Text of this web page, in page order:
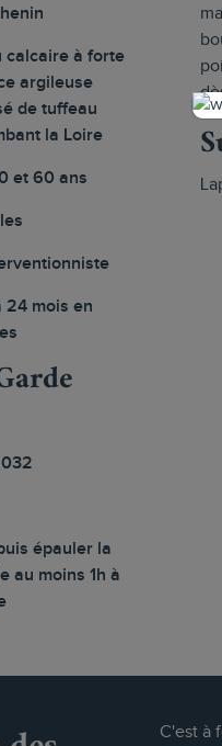
calcaire à forte
argileuse
de tuffeau
la Loire
et 60 ans
24 mois en
épauler la
au moins 1h à
C'est à